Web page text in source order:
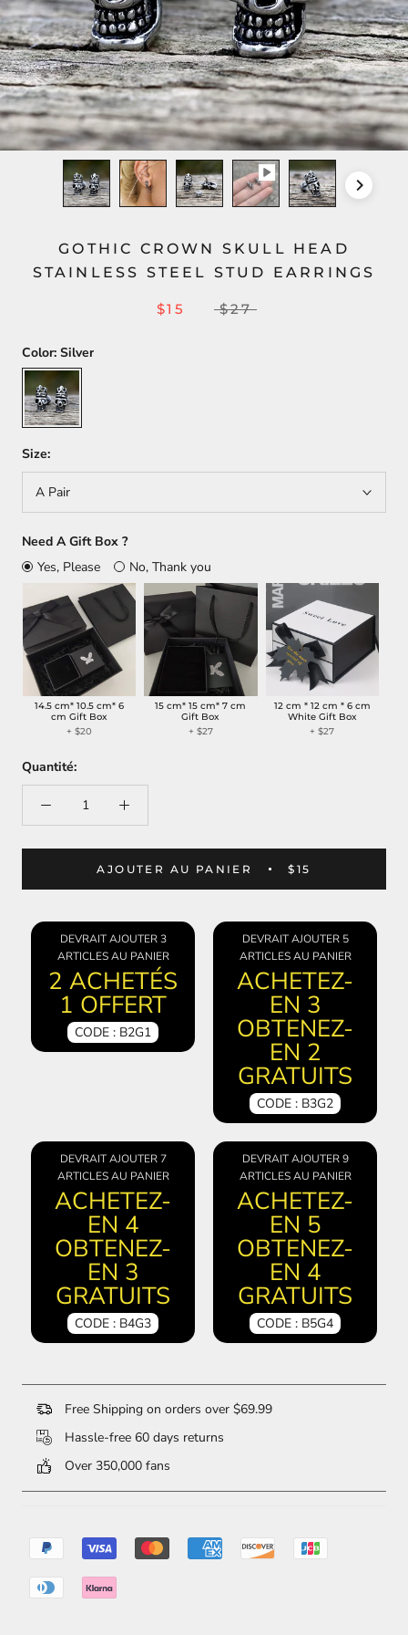
GOTHIC CROWN SKULL HEAD
STAINLESS STEEL STUD EARRINGS
$15 $27
Color: Silver
Silver
Size:
A Pair
Need A Gift Box ?
Yes, Please
No, Thank you
14.5 cm* 10.5 cm* 6
cm Gift Box
+ $20
15 cm* 15 cm* 7 cm
Gift Box
+ $27
12 cm * 12 cm * 6 cm
White Gift Box
+ $27
Quantité:
AJOUTER AU PANIER $15
DEVRAIT AJOUTER 3
ARTICLES AU PANIER
2 ACHETÉS
1 OFFERT
CODE : B2G1
DEVRAIT AJOUTER 5
ARTICLES AU PANIER
ACHETEZ-
EN 3
OBTENEZ-
EN 2
GRATUITS
CODE : B3G2
DEVRAIT AJOUTER 7
ARTICLES AU PANIER
ACHETEZ-
EN 4
OBTENEZ-
EN 3
GRATUITS
CODE : B4G3
DEVRAIT AJOUTER 9
ARTICLES AU PANIER
ACHETEZ-
EN 5
OBTENEZ-
EN 4
GRATUITS
CODE : B5G4
Free Shipping on orders over $69.99
Hassle-free 60 days returns
Over 350,000 fans